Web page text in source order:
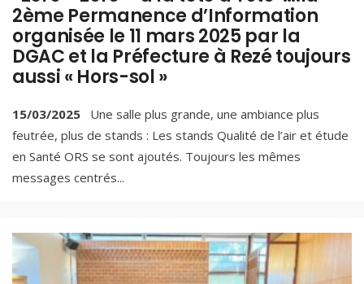
2ème Permanence d’Information
organisée le 11 mars 2025 par la
DGAC et la Préfecture à Rezé toujours
aussi « Hors-sol »
15/03/2025
Une salle plus grande, une ambiance plus
feutrée, plus de stands : Les stands Qualité de l’air et étude
en Santé ORS se sont ajoutés. Toujours les mêmes
messages centrés...